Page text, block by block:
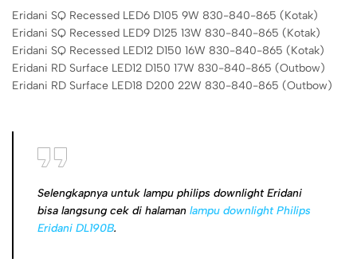
Eridani SQ Recessed LED6 D105 9W 830-840-865 (Kotak)
Eridani SQ Recessed LED9 D125 13W 830-840-865 (Kotak)
Eridani SQ Recessed LED12 D150 16W 830-840-865 (Kotak)
Eridani RD Surface LED12 D150 17W 830-840-865 (Outbow)
Eridani RD Surface LED18 D200 22W 830-840-865 (Outbow)
Selengkapnya untuk lampu philips downlight Eridani
bisa langsung cek di halaman lampu downlight Philips
Eridani DL190B.